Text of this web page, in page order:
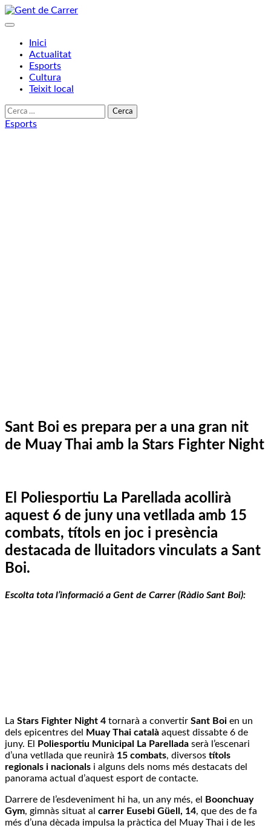
Skip
to
Inici
Actualitat
Esports
Cultura
Teixit local
Cerca:
Esports
Sant Boi es prepara per a una gran nit
de Muay Thai amb la Stars Fighter Night
El Poliesportiu La Parellada acollirà
aquest 6 de juny una vetllada amb 15
combats, títols en joc i presència
destacada de lluitadors vinculats a Sant
Boi.
Escolta tota l’informació a Gent de Carrer (Ràdio Sant Boi):
La Stars Fighter Night 4 tornarà a convertir Sant Boi en un
dels epicentres del
Muay Thai català aquest dissabte 6 de
juny. El
Poliesportiu Municipal La Parellada serà l’escenari
d’una vetllada que reunirà 15 combats, diversos títols
regionals i nacionals i alguns dels noms més destacats del
panorama actual d’aquest esport de contacte.
Darrere de l’esdeveniment hi ha, un any més, el
Boonchuay
Gym, gimnàs situat al carrer Eusebi Güell, 14, que des de fa
més d’una dècada impulsa la pràctica del Muay Thai i de les